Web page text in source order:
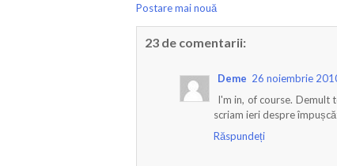
Postare mai nouă
23 de comentarii:
Deme 26 noiembrie
I'm in, of course. Demult
scriam ieri despre
Răspundeți